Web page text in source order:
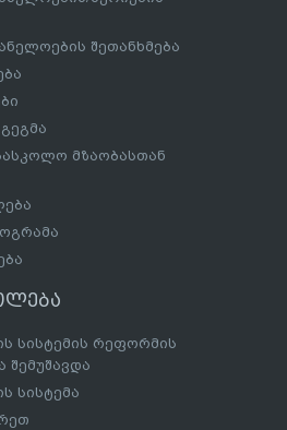
შეთანხმება
მზაობასთან
სისტემის რეფორმის
სისტემა